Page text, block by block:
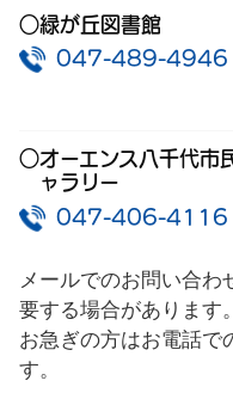
○緑が丘図書館
047-489-4946
○オーエンス八千代市
ャラリー
047-406-4116
メールでのお問い合わ
要する場合があります
お急ぎの方はお電話で
す。